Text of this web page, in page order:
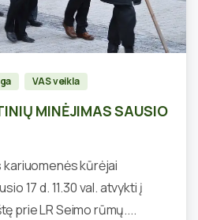
0
VAS veikla
MINĖJIMAS SAUSIO
kariuomenės kūrėjai
17 d. 11.30 val. atvykti į
prie LR Seimo rūmų....